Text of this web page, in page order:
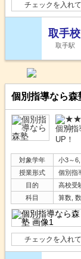
チェックを入れ
取手校
取手駅
個別指導なら森
個別指
UP！
対象学年
小3～
授業形式
個別指
目的
高校受
科目
算数,
チェックを入れ